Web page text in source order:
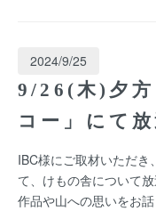
2024/9/25
9/26(木)夕
コー」にて
IBC様にご取材いただ
て、けもの舎について放
作品や山への思いをお